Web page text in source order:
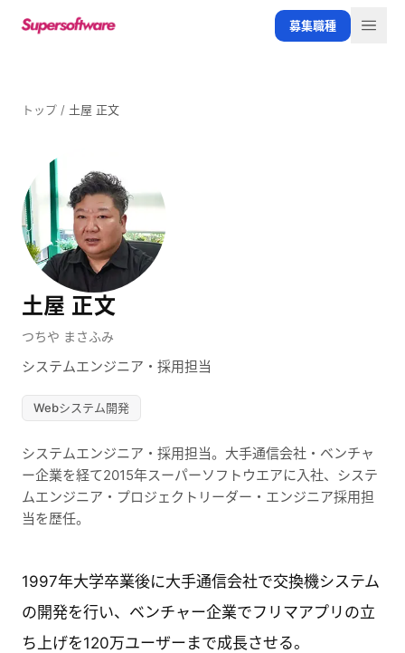
募集職種
メニ
トップ / 土屋 正文
土屋 正文
つちや まさふみ
システムエンジニア・採用担当
Webシステム開発
システムエンジニア・採用担当。大手通信会社・ベンチャ
ー企業を経て2015年スーパーソフトウエアに入社、システ
ムエンジニア・プロジェクトリーダー・エンジニア採用担
当を歴任。
1997年大学卒業後に大手通信会社で交換機システム
の開発を行い、ベンチャー企業でフリマアプリの立
ち上げを120万ユーザーまで成長させる。